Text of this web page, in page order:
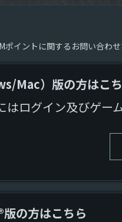
ポイントに関するお問い合わ
Mac）版の方はこ
はログイン及びゲー
の方はこちら